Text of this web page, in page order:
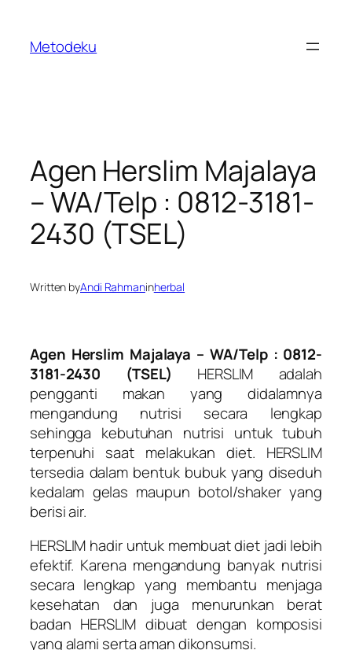
content
Metodeku
Agen Herslim Majalaya
– WA/Telp : 0812-3181-
2430 (TSEL)
Written byAndi Rahmaninherbal
Agen Herslim Majalaya – WA/Telp : 0812-
3181-2430 (TSEL) HERSLIM adalah
pengganti makan yang didalamnya
mengandung nutrisi secara lengkap
sehingga kebutuhan nutrisi untuk tubuh
terpenuhi saat melakukan diet. HERSLIM
tersedia dalam bentuk bubuk yang diseduh
kedalam gelas maupun botol/shaker yang
berisi air.
HERSLIM hadir untuk membuat diet jadi lebih
efektif. Karena mengandung banyak nutrisi
secara lengkap yang membantu menjaga
kesehatan dan juga menurunkan berat
badan HERSLIM dibuat dengan komposisi
yang alami serta aman dikonsumsi.